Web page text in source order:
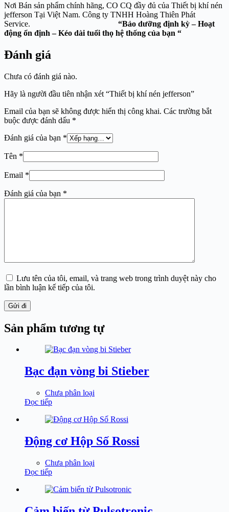
Nơi Bán sản phẩm chính hãng, CO CQ đầy đủ của Thiết bị khí nén
jefferson Tại Việt Nam. Công ty TNHH Hoàng Thiên Phát
Service. “Bảo dưỡng định kỳ – Hoạt
động ổn định – Kéo dài tuổi thọ hệ thống của bạn “
Đánh giá
Chưa có đánh giá nào.
Hãy là người đầu tiên nhận xét “Thiết bị khí nén jefferson”
Email của bạn sẽ không được hiển thị công khai. Các trường bắt
buộc được đánh dấu *
Đánh giá của bạn *
Tên *
Email *
Đánh giá của bạn *
Lưu tên của tôi, email, và trang web trong trình duyệt này cho
lần bình luận kế tiếp của tôi.
Gửi đi
Sản phẩm tương tự
Bạc đạn vòng bi Stieber
Chưa phân loại
Đọc tiếp
Động cơ Hộp Số Rossi
Chưa phân loại
Đọc tiếp